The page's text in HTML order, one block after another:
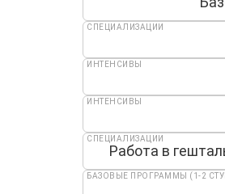
СПЕЦИАЛИЗАЦИИ
ИНТЕНСИВЫ
ИНТЕНСИВЫ
Работа в
СПЕЦИАЛИЗАЦИИ
БАЗОВЫЕ ПРОГРАММЫ (1-2